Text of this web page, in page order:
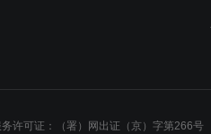
务许可证：（署）网出证（京）字第266号